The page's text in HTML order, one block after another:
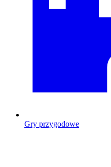
Gry przygodowe